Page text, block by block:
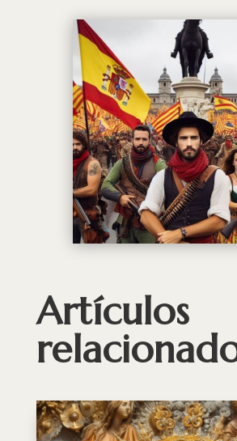
Artículos